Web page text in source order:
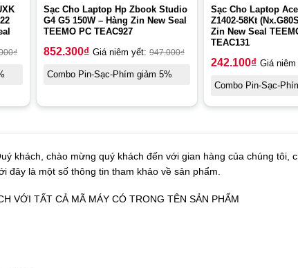
₫
Sạc Cho Laptop Hp Zbook Studio
G4 G5 150W – Hàng Zin New Seal
TEEMO PC TEAC927
852.300₫ Giá niêm yết: 947.000₫
Combo Pin-Sạc-Phím giảm 5%
Sạc Cho Laptop
Z1402-58Kt
Zin New Seal
TEAC131
242.100₫ Giá niêm
Combo Pin-Sạc-
chào mừng quý khách đến với gian hàng của chúng tôi,
đây là một số thông tin tham khảo về sản phẩm.
VỚI TẤT CẢ MÃ MÁY CÓ TRONG TÊN SẢN PHẨM